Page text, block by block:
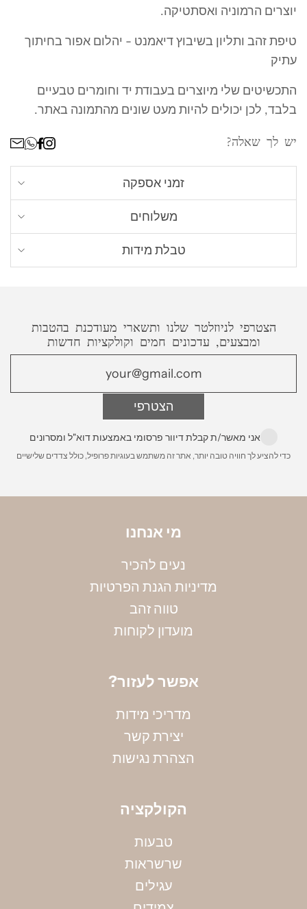
יוצרים הרמוניה ואסתטיקה.
טיפת זהב ותליון בשיבוץ דיאמנט - יהלום אפור בחיתוך
עתיק
התכשיטים שלי מיוצרים בעבודת יד וחומרים טבעיים
בלבד, לכן יכולים להיות מעט שונים מהתמונה באתר.
יש לך שאלה?
זמני אספקה
אנחנו מכינים כל תכשיט לפי הזמנה אישית, זמן
משלוחים
עסקים מרגע שההזמנה מוכנה (למעט ישובים
חריגים)
עד הבית מרגע שההזמנה מוכנה. עלות 200 ש״ח
לינק לפירוט מלא:משלוחים
טבלת מידות
הניחי את הטבעת על גבי סרגל, כאשר מרכז הטבעת
במילימטרים. שימי לב, חשוב למדוד את הקוטר
הפנימי. את הקוטר שמדדת תוכלי להמיר למידה
מדידת קוטר צמיד
הצטרפי לניוזלטר שלנו ותשארי מעודכנת בהטבות
ומבצעים, עדכונים חמים וקולקציות חדשות
הצטרפי
אני מאשר/ת קבלת דיוור פרסומי באמצעות דוא"ל ומסרונים
כדי להציע לך חוויה טובה יותר, אתר זה משתמש בעוגיות פרופיל, כולל צדדים שלישיים
מי אנחנו
נעים להכיר
מדיניות הגנת הפרטיות
טווה זהב
מועדון לקוחות
?אפשר לעזור
מדריכי מידות
יצירת קשר
הצהרת נגישות
הקולקציה
טבעות
שרשראות
עגילים